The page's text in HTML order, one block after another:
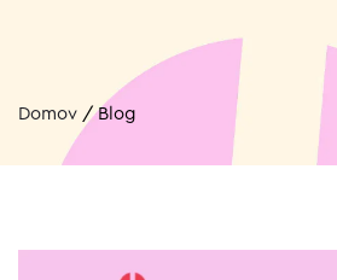
Domov /Blog